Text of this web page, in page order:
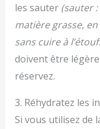
les sauter (sauter
matière grasse,
sans cuire à
doivent être
réservez.
3. Réhydratez les
Si vous utilisez de